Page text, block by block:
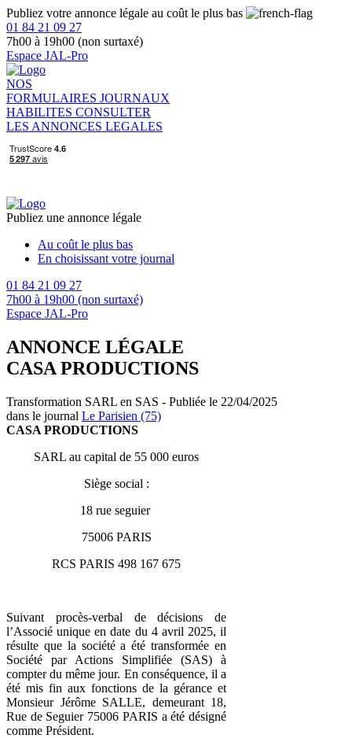
Publiez votre annonce légale au coût le plus bas
01 84 21 09 27
7h00 à 19h00 (non surtaxé)
Espace JAL-Pro
NOS
FORMULAIRES JOURNAUX
HABILITES CONSULTER
LES ANNONCES LEGALES
Publiez une annonce légale
Au coût le plus bas
En choisissant votre journal
01 84 21 09 27
7h00 à 19h00 (non surtaxé)
Espace JAL-Pro
ANNONCE LÉGALE
CASA PRODUCTIONS
Transformation SARL en SAS - Publiée le 22/04/2025
dans le journal Le Parisien (75)
CASA PRODUCTIONS
SARL au capital de 55 000 euros
Siège social :
18 rue seguier
75006 PARIS
RCS PARIS 498 167 675
Suivant procès-verbal de décisions de
l’Associé unique en date du 4 avril 2025, il
résulte que la société a été transformée en
Société par Actions Simplifiée (SAS) à
compter du même jour. En conséquence, il a
été mis fin aux fonctions de la gérance et
Monsieur Jérôme SALLE, demeurant 18,
Rue de Seguier 75006 PARIS a été désigné
comme Président.